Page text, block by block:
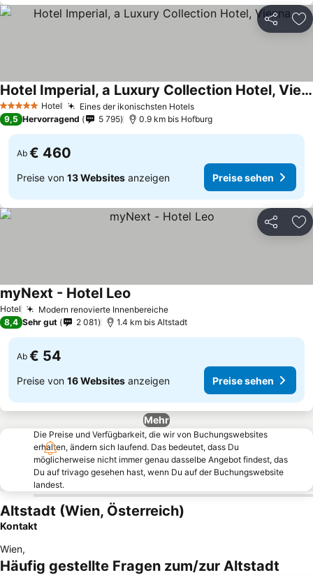
Teilen
5 Sterne Hotel Eines der ikonischsten Hotels
Hotel Imperial, a Luxury Collection Hotel, Vienna
9,5 Hervorragend 5 795 0.9 km bis Hofburg
Ab € 460
Preise von 13 Websites anzeigen Preise sehen
Teilen
Hotel Modern renovierte Innenbereiche
myNext - Hotel Leo
8,4 Sehr gut 2 081 1.4 km bis Altstadt
Ab € 54
Preise von 16 Websites anzeigen Preise sehen
Mehr
Die Preise und Verfügbarkeit, die wir von Buchungswebsites
erhalten, ändern sich laufend. Das bedeutet, dass Du
möglicherweise nicht immer genau dasselbe Angebot findest, das
Du auf trivago gesehen hast, wenn Du auf der Buchungswebsite
landest.
Altstadt (Wien, Österreich)
Kontakt
Wien,
Häufig gestellte Fragen zum/zur Altstadt